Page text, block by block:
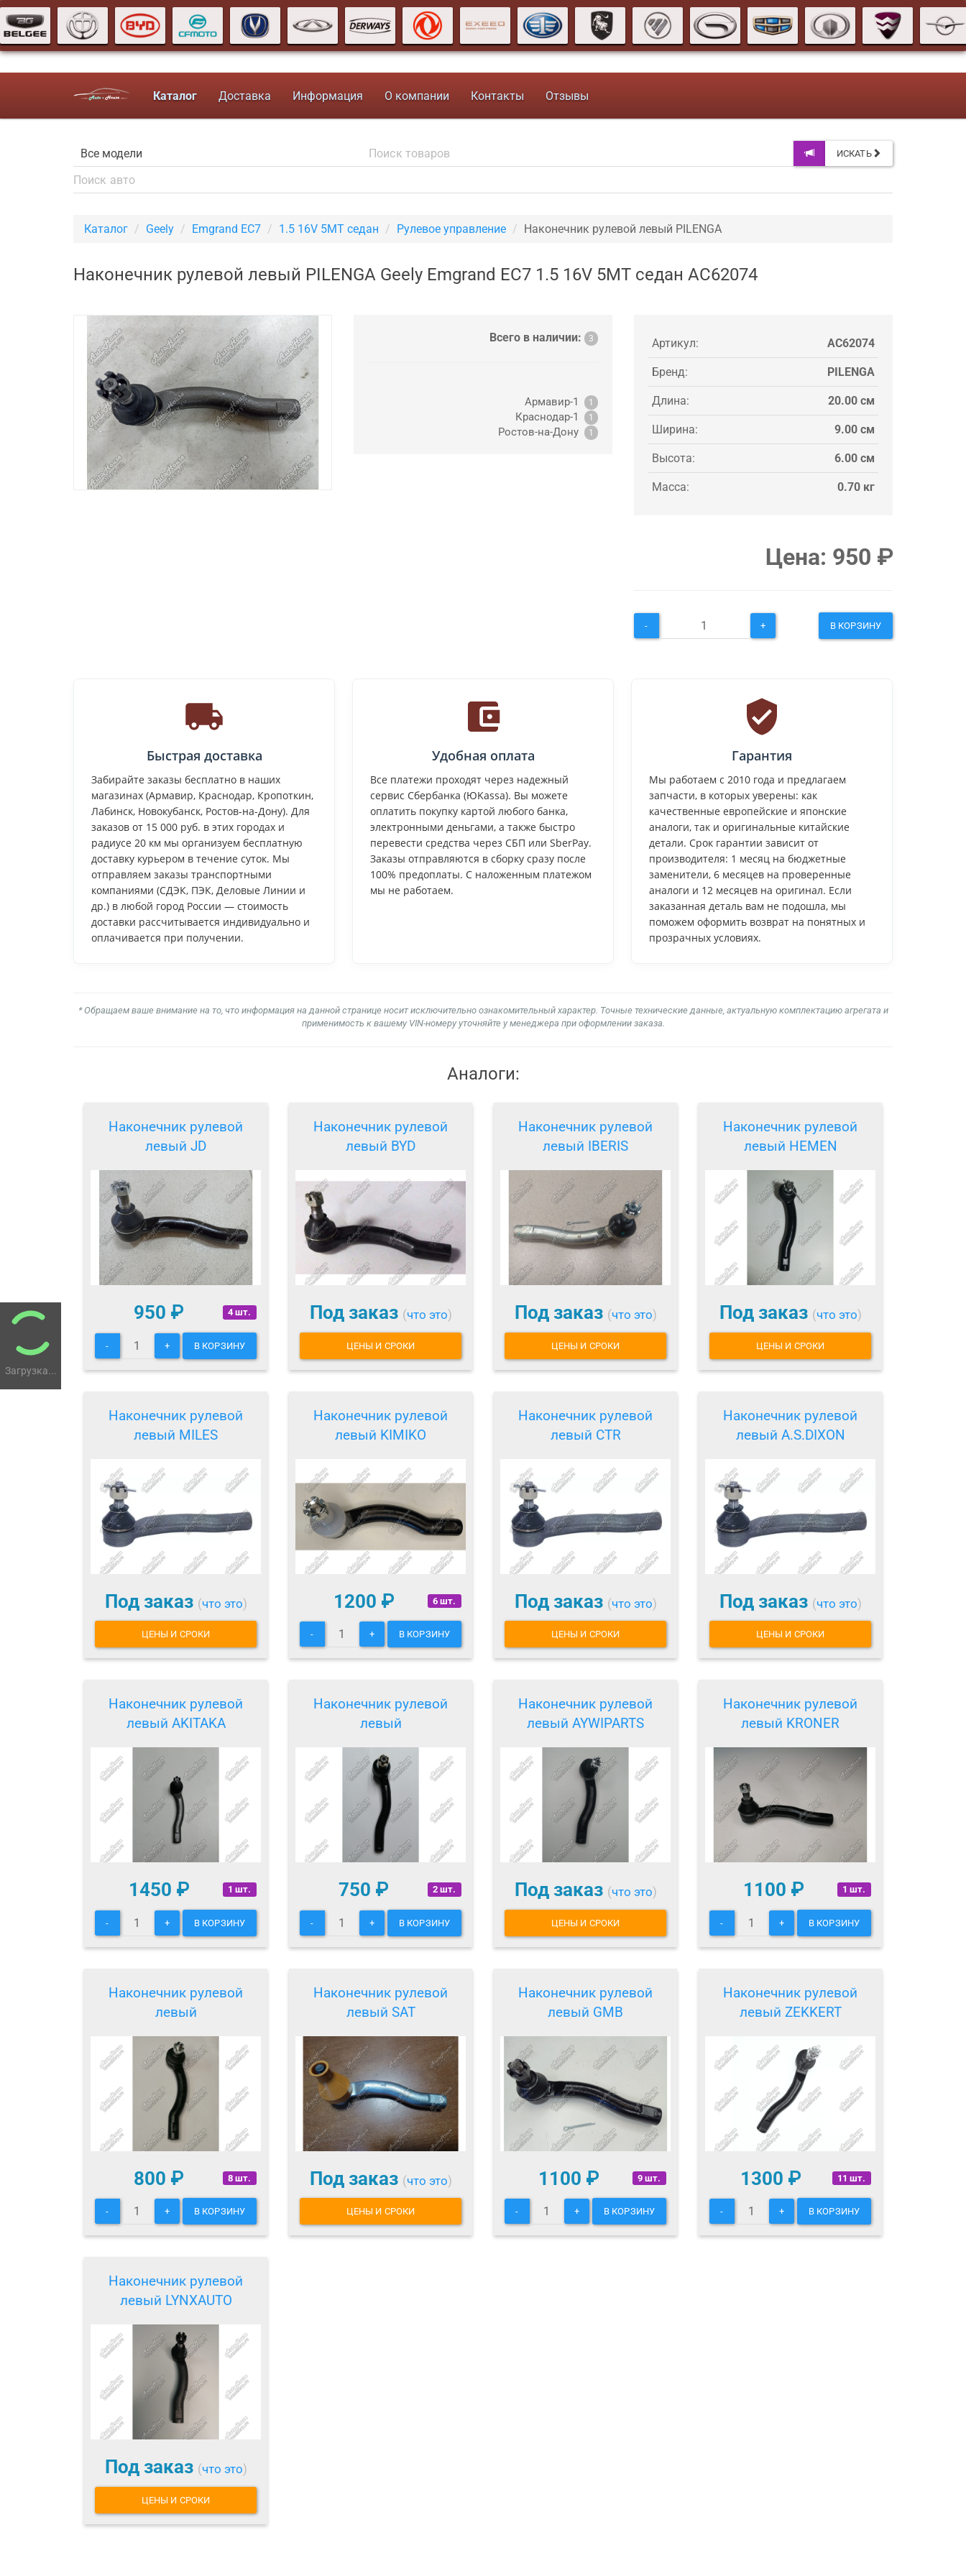
Загрузка...
Каталог Доставка Информация О компании Контакты Отзывы
ИСКАТЬ
Каталог Geely Emgrand EC7 1.5 16V 5MT седан Рулевое управление Наконечник рулевой левый PILENGA
Наконечник рулевой левый PILENGA Geely Emgrand EC7 1.5 16V 5MT седан AC62074
Всего в наличии: 3
Армавир-1 1
Краснодар-1 1
Ростов-на-Дону 1
Артикул: AC62074
Бренд: PILENGA
Длина: 20.00 см
Ширина: 9.00 см
Высота: 6.00 см
Масса: 0.70 кг
Цена: 950 ₽
- + В КОРЗИНУ
Быстрая доставка
Забирайте заказы бесплатно в наших
магазинах (Армавир, Краснодар, Кропоткин,
Лабинск, Новокубанск, Ростов-на-Дону). Для
заказов от 15 000 руб. в этих городах и
радиусе 20 км мы организуем бесплатную
доставку курьером в течение суток. Мы
отправляем заказы транспортными
компаниями (СДЭК, ПЭК, Деловые Линии и
др.) в любой город России — стоимость
доставки рассчитывается индивидуально и
оплачивается при получении.
Удобная оплата
Все платежи проходят через надежный
сервис Сбербанка (ЮKassa). Вы можете
оплатить покупку картой любого банка,
электронными деньгами, а также быстро
перевести средства через СБП или SberPay.
Заказы отправляются в сборку сразу после
100% предоплаты. С наложенным платежом
мы не работаем.
Гарантия
Мы работаем с 2010 года и предлагаем
запчасти, в которых уверены: как
качественные европейские и японские
аналоги, так и оригинальные китайские
детали. Срок гарантии зависит от
производителя: 1 месяц на бюджетные
заменители, 6 месяцев на проверенные
аналоги и 12 месяцев на оригинал. Если
заказанная деталь вам не подошла, мы
поможем оформить возврат на понятных и
прозрачных условиях.
* Обращаем ваше внимание на то, что информация на данной странице носит исключительно ознакомительный характер. Точные технические данные, актуальную комплектацию агрегата и
применимость к вашему VIN-номеру уточняйте у менеджера при оформлении заказа.
Аналоги:
Наконечник рулевой
левый JD
4 шт.
950 ₽
- + В КОРЗИНУ
Наконечник рулевой
левый BYD
Под заказ (что это)
ЦЕНЫ И СРОКИ
Наконечник рулевой
левый IBERIS
Под заказ (что это)
ЦЕНЫ И СРОКИ
Наконечник рулевой
левый HEMEN
Под заказ (что это)
ЦЕНЫ И СРОКИ
Наконечник рулевой
левый MILES
Под заказ (что это)
ЦЕНЫ И СРОКИ
Наконечник рулевой
левый KIMIKO
6 шт.
1200 ₽
- + В КОРЗИНУ
Наконечник рулевой
левый CTR
Под заказ (что это)
ЦЕНЫ И СРОКИ
Наконечник рулевой
левый A.S.DIXON
Под заказ (что это)
ЦЕНЫ И СРОКИ
Наконечник рулевой
левый AKITAKA
1 шт.
1450 ₽
- + В КОРЗИНУ
Наконечник рулевой
левый
2 шт.
750 ₽
- + В КОРЗИНУ
Наконечник рулевой
левый AYWIPARTS
Под заказ (что это)
ЦЕНЫ И СРОКИ
Наконечник рулевой
левый KRONER
1 шт.
1100 ₽
- + В КОРЗИНУ
Наконечник рулевой
левый
8 шт.
800 ₽
- + В КОРЗИНУ
Наконечник рулевой
левый SAT
Под заказ (что это)
ЦЕНЫ И СРОКИ
Наконечник рулевой
левый GMB
9 шт.
1100 ₽
- + В КОРЗИНУ
Наконечник рулевой
левый ZEKKERT
11 шт.
1300 ₽
- + В КОРЗИНУ
Наконечник рулевой
левый LYNXAUTO
Под заказ (что это)
ЦЕНЫ И СРОКИ